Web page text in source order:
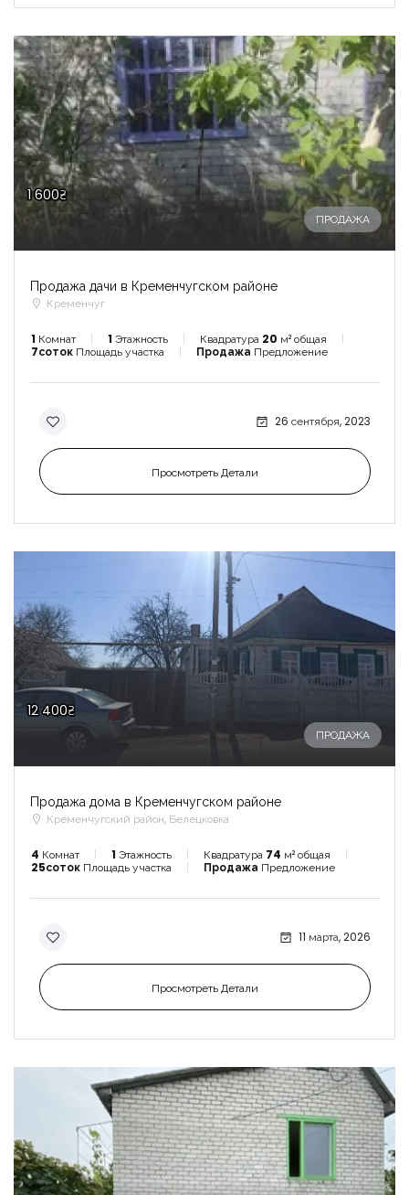
1 600₴
ПРОДАЖА
Продажа дачи в Кременчугском районе
Кременчуг
1 Комнат 1 Этажность Квадратура 20 м² общая
7соток Площадь участка Продажа Предложение
26 сентября, 2023
Просмотреть Детали
12 400₴
ПРОДАЖА
Продажа дома в Кременчугском районе
Кременчугский район, Белецковка
4 Комнат 1 Этажность Квадратура 74 м² общая
25соток Площадь участка Продажа Предложение
11 марта, 2026
Просмотреть Детали